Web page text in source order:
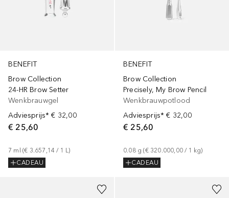
BENEFIT
Brow Collection
24-HR Brow Setter
Wenkbrauwgel
Adviesprijs* € 32,00
€ 25,60
7 ml (€ 3.657,14 / 1 L)
CADEAU
BENEFIT
Brow Collection
Precisely, My Brow Pencil
Wenkbrauwpotlood
Adviesprijs* € 32,00
€ 25,60
0.08 g (€ 320.000,00 / 1 kg)
CADEAU
+7 +9